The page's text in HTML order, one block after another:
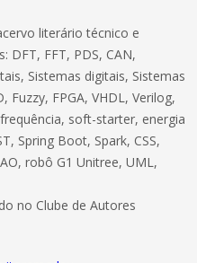
literário técnico e
DFT, FFT, PDS, CAN,
Sistemas digitais, Sistemas
Fuzzy, FPGA, VHDL, Verilog,
soft-starter, energia
Spring Boot, Spark, CSS,
robô G1 Unitree, UML,
no Clube de Autores